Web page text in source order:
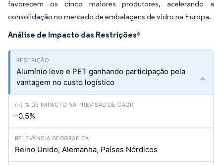
favorecem os cinco maiores produtores, acelerando a
consolidação no mercado de embalagens de vidro na Europa.
Análise de Impacto das Restrições*
Alumínio leve e PET ganhando participação pela
vantagem no custo logístico
-0.5%
Reino Unido, Alemanha, Países Nórdicos